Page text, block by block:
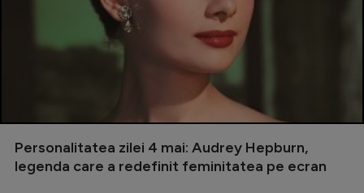
Personalitatea zilei 4 mai: Audrey Hepburn,
legenda care a redefinit feminitatea pe ecran